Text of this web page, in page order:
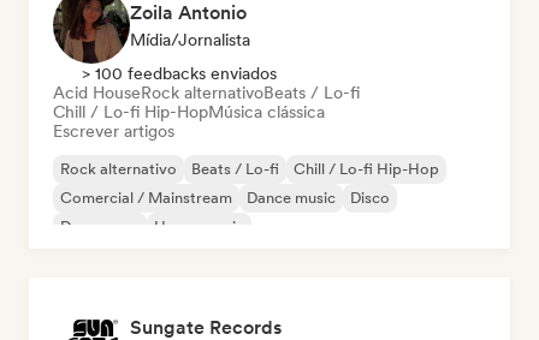
Zoila Antonio
Mídia/Jornalista
> 100 feedbacks enviados
Acid HouseRock alternativoBeats / Lo-fi
Chill / Lo-fi Hip-HopMúsica clássica
Escrever artigos
Rock alternativo Beats / Lo-fi
Chill / Lo-fi Hip-Hop
Comercial / Mainstream
Dance music
Disco
Dream pop
House music
Sungate Records